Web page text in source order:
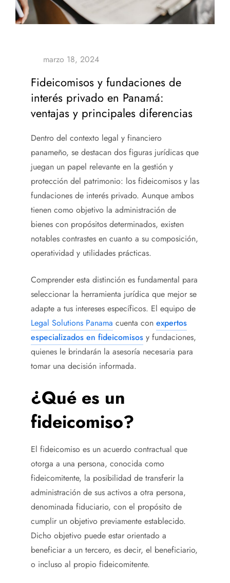
Fideicomisos y fundaciones de
interés privado en Panamá:
ventajas y principales diferencias
Dentro del contexto legal y financiero
panameño, se destacan dos figuras jurídicas que
juegan un papel relevante en la gestión y
protección del patrimonio: los fideicomisos y las
fundaciones de interés privado. Aunque ambos
tienen como objetivo la administración de
bienes con propósitos determinados, existen
notables contrastes en cuanto a su composición,
operatividad y utilidades prácticas.
Comprender esta distinción es fundamental para
seleccionar la herramienta jurídica que mejor se
adapte a tus intereses específicos. El equipo de
Legal Solutions Panama cuenta con expertos
especializados en fideicomisos y fundaciones,
quienes le brindarán la asesoría necesaria para
tomar una decisión informada.
¿Qué es un
fideicomiso?
El fideicomiso es un acuerdo contractual que
otorga a una persona, conocida como
fideicomitente, la posibilidad de transferir la
administración de sus activos a otra persona,
denominada fiduciario, con el propósito de
cumplir un objetivo previamente establecido.
Dicho objetivo puede estar orientado a
beneficiar a un tercero, es decir, el beneficiario,
o incluso al propio fideicomitente.